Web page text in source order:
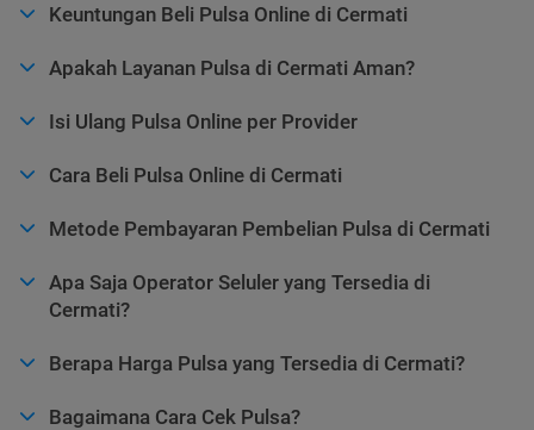
Keuntungan Beli Pulsa Online di Cermati
Apakah Layanan Pulsa di Cermati Aman?
Isi Ulang Pulsa Online per Provider
Cara Beli Pulsa Online di Cermati
Metode Pembayaran Pembelian Pulsa di Cermati
Apa Saja Operator Seluler yang Tersedia di
Cermati?
Berapa Harga Pulsa yang Tersedia di Cermati?
Bagaimana Cara Cek Pulsa?